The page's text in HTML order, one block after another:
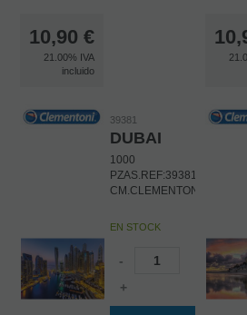
10,90 €
21.00% IVA
incluido
39381
DUBAI
1000
CM.CLEMENTONI
EN STOCK
-
+